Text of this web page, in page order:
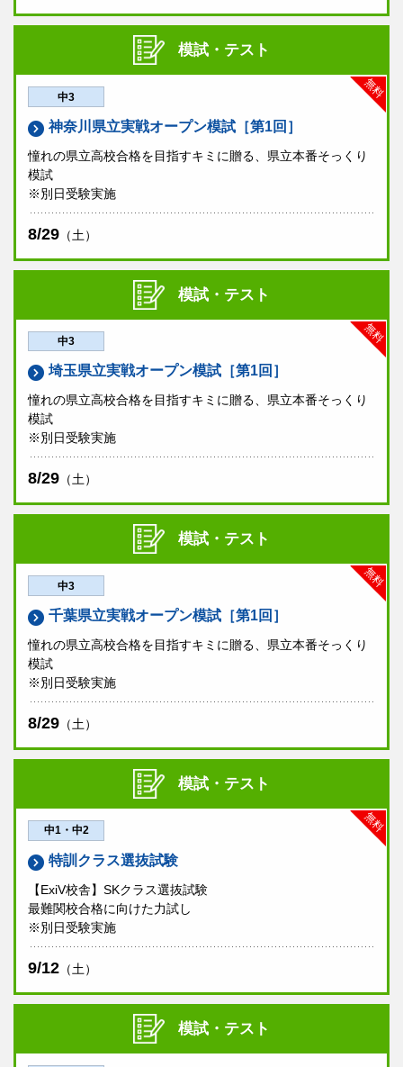
模試・テスト
無料
中3
神奈川県立実戦オープン模試［第1回］
憧れの県立高校合格を目指すキミに贈る、県立本番そっくり
模試
※別日受験実施
8/29 （土）
模試・テスト
無料
中3
埼玉県立実戦オープン模試［第1回］
憧れの県立高校合格を目指すキミに贈る、県立本番そっくり
模試
※別日受験実施
8/29 （土）
模試・テスト
無料
中3
千葉県立実戦オープン模試［第1回］
憧れの県立高校合格を目指すキミに贈る、県立本番そっくり
模試
※別日受験実施
8/29 （土）
模試・テスト
無料
中1・中2
特訓クラス選抜試験
【ExiV校舎】SKクラス選抜試験
最難関校合格に向けた力試し
※別日受験実施
9/12 （土）
模試・テスト